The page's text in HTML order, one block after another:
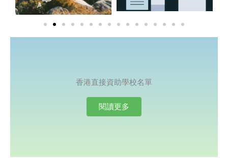
香港直接資助學校名單
閱讀更多